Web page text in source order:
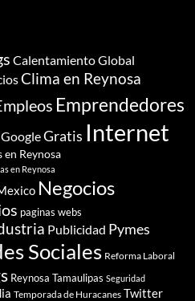
Calentamiento Global
Clima en Reynosa
Emprendedores
GoogleGratis Internet
Reynosa
en Reynosa
Negocios
paginas webs
Publicidad Pymes
Sociales Reforma Laboral
Reynosa Tamaulipas Seguridad
Temporada de Huracanes Twitter